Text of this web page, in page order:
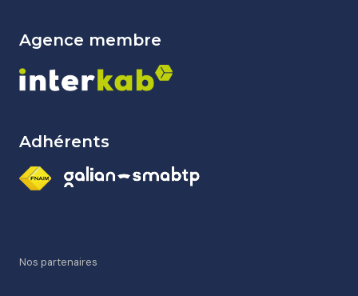
agence membre
Adhérents
Nos partenaires